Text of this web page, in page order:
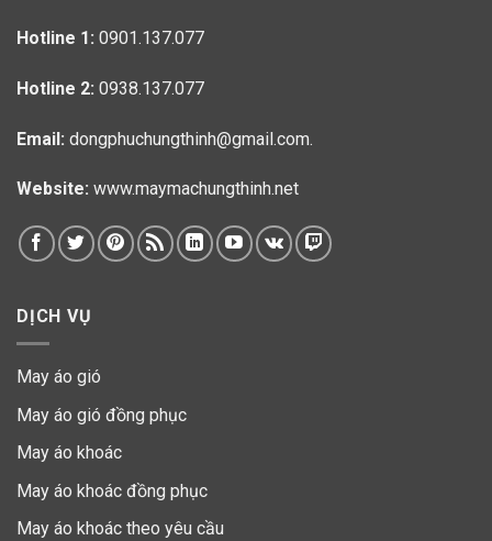
Hotline 1: 0901.137.077
Hotline 2: 0938.137.077
Email: dongphuchungthinh@gmail.com.
Website: www.maymachungthinh.net
DỊCH VỤ
May áo gió
May áo gió đồng phục
May áo khoác
May áo khoác đồng phục
May áo khoác theo yêu cầu